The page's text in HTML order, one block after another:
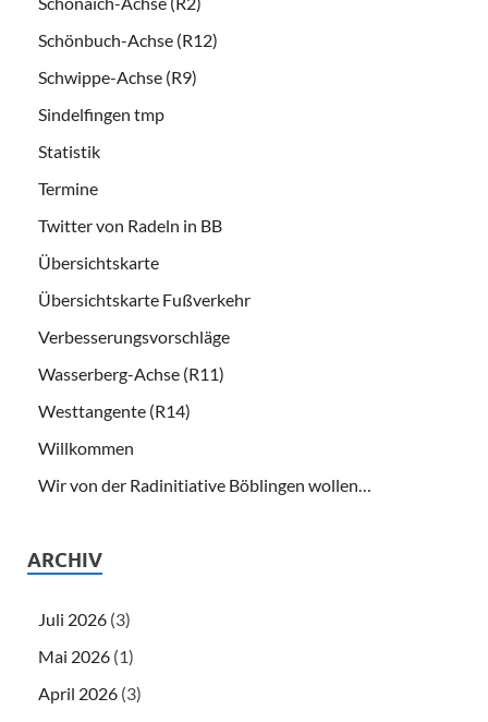
Schönbuch-Achse (R12)
Schwippe-Achse (R9)
Sindelfingen tmp
Statistik
Termine
Twitter von Radeln in BB
Übersichtskarte
Übersichtskarte Fußverkehr
Verbesserungsvorschläge
Wasserberg-Achse (R11)
Westtangente (R14)
Willkommen
Wir von der Radinitiative Böblingen wollen…
ARCHIV
Juli 2026 (3)
Mai 2026 (1)
April 2026 (3)